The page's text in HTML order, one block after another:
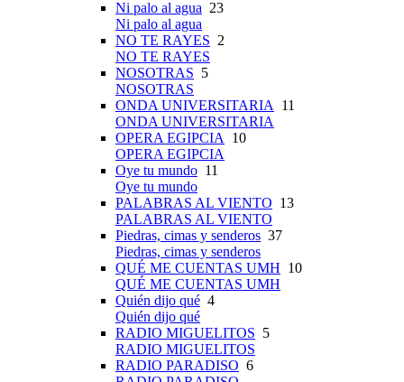
Ni palo al agua 23
Ni palo al agua
NO TE RAYES 2
NO TE RAYES
NOSOTRAS 5
NOSOTRAS
ONDA UNIVERSITARIA 11
ONDA UNIVERSITARIA
OPERA EGIPCIA 10
OPERA EGIPCIA
Oye tu mundo 11
Oye tu mundo
PALABRAS AL VIENTO 13
PALABRAS AL VIENTO
Piedras, cimas y senderos 37
Piedras, cimas y senderos
QUÉ ME CUENTAS UMH 10
QUÉ ME CUENTAS UMH
Quién dijo qué 4
Quién dijo qué
RADIO MIGUELITOS 5
RADIO MIGUELITOS
RADIO PARADISO 6